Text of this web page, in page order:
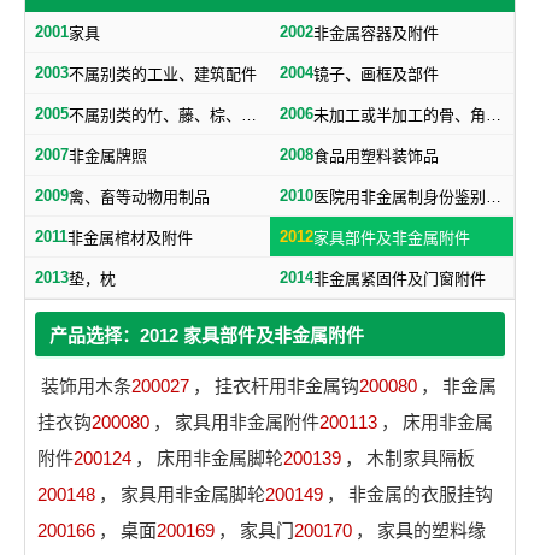
2001家具 2002非金属容器及附件
2003不属别类的工业、建筑配件 2004镜子、画框及部件
2005 不属别类的竹、藤、棕、草制品 2006 未加工或半加工的骨、角、牙、介及不属别类的工艺品
2007非金属牌照 2008食品用塑料装饰品
2009禽、畜等动物用制品 2010 医院用非金属制身份鉴别手环
2011非金属棺材及附件 2012家具部件及非金属附件
2013垫，枕 2014非金属紧固件及门窗附件
产品选择：2012 家具部件及非金属附件
装饰用木条200027 ， 挂衣杆用非金属钩200080 ，
非金属
挂衣钩200080 ， 家具用非金属附件200113 ，
床用非金属
附件200124 ， 床用非金属脚轮200139 ，
木制家具隔板
200148 ， 家具用非金属脚轮200149 ，
非金属的衣服挂钩
200166 ， 桌面200169 ， 家具门200170 ，
家具的塑料缘